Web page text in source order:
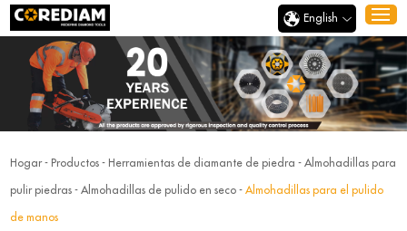
English
Hogar- Productos - Herramientas de diamante de piedra -Almohadillas para
pulir piedras -Almohadillas de pulido en seco -Almohadillas para el pulido
de manos